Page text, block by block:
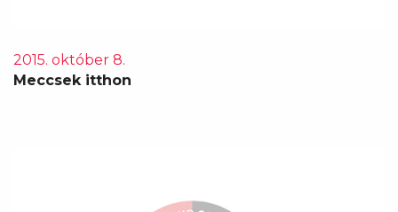
2015. október 8.
Meccsek itthon